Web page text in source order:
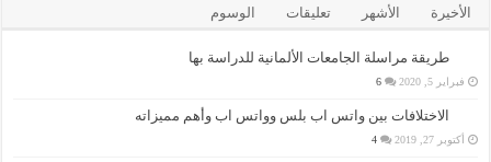
الأخيرة الأشهر تعليقات الوسوم
طريقة مراسلة الجامعات الألمانية للدراسة بها
فبراير 5, 2020 6
الاختلافات بين واتس اب بلس وواتس اب وأهم مميزاته
أكتوبر 27, 2019 4